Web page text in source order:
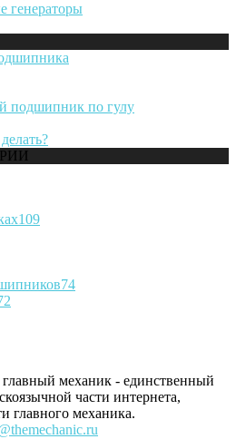
генераторы
подшипник по гулу
109
74
механик - единственный
части интернета,
главного механика.